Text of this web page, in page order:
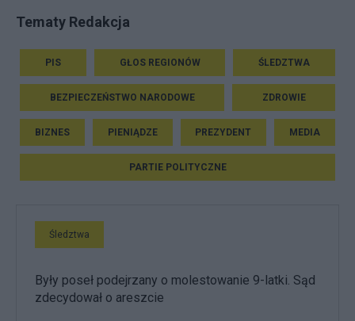
Tematy Redakcja
PIS GŁOS REGIONÓW ŚLEDZTWA
BEZPIECZEŃSTWO NARODOWE ZDROWIE
BIZNES PIENIĄDZE PREZYDENT MEDIA
PARTIE POLITYCZNE
Śledztwa
Były poseł podejrzany o molestowanie 9-latki. Sąd
zdecydował o areszcie